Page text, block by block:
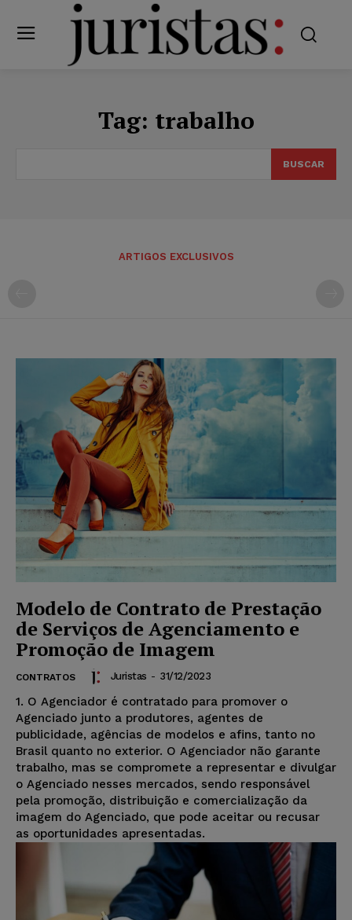
Tag: trabalho
BUSCAR
ARTIGOS EXCLUSIVOS
Modelo de Contrato de Prestação
de Serviços de Agenciamento e
Promoção de Imagem
CONTRATOS Juristas - 31/12/2023
1. O Agenciador é contratado para promover o
Agenciado junto a produtores, agentes de
publicidade, agências de modelos e afins, tanto no
Brasil quanto no exterior. O Agenciador não garante
trabalho, mas se compromete a representar e divulgar
o Agenciado nesses mercados, sendo responsável
pela promoção, distribuição e comercialização da
imagem do Agenciado, que pode aceitar ou recusar
as oportunidades apresentadas.